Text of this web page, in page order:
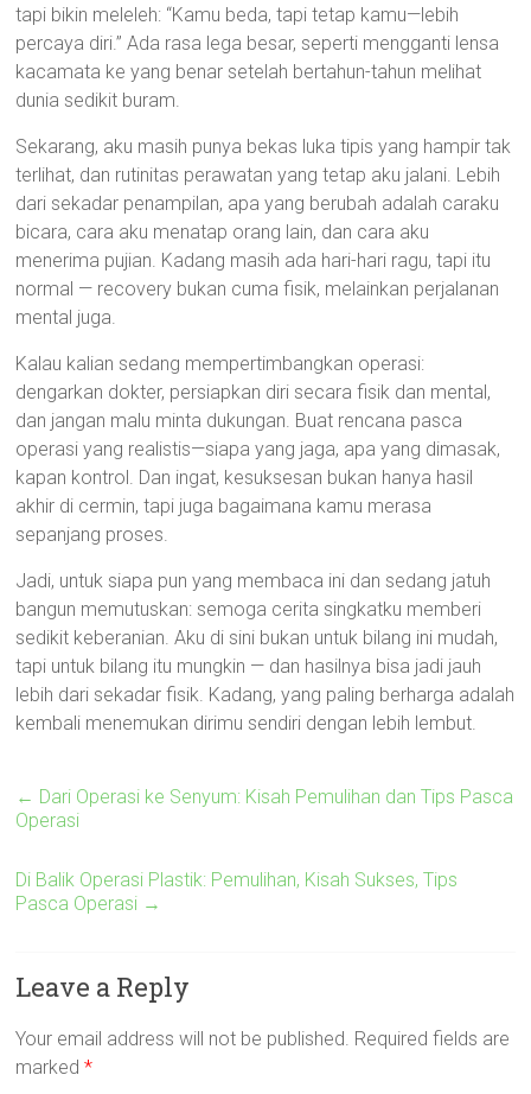
tapi bikin meleleh: “Kamu beda, tapi tetap kamu—lebih
percaya diri.” Ada rasa lega besar, seperti mengganti lensa
kacamata ke yang benar setelah bertahun-tahun melihat
dunia sedikit buram.
Sekarang, aku masih punya bekas luka tipis yang hampir tak
terlihat, dan rutinitas perawatan yang tetap aku jalani. Lebih
dari sekadar penampilan, apa yang berubah adalah caraku
bicara, cara aku menatap orang lain, dan cara aku
menerima pujian. Kadang masih ada hari-hari ragu, tapi itu
normal — recovery bukan cuma fisik, melainkan perjalanan
mental juga.
Kalau kalian sedang mempertimbangkan operasi:
dengarkan dokter, persiapkan diri secara fisik dan mental,
dan jangan malu minta dukungan. Buat rencana pasca
operasi yang realistis—siapa yang jaga, apa yang dimasak,
kapan kontrol. Dan ingat, kesuksesan bukan hanya hasil
akhir di cermin, tapi juga bagaimana kamu merasa
sepanjang proses.
Jadi, untuk siapa pun yang membaca ini dan sedang jatuh
bangun memutuskan: semoga cerita singkatku memberi
sedikit keberanian. Aku di sini bukan untuk bilang ini mudah,
tapi untuk bilang itu mungkin — dan hasilnya bisa jadi jauh
lebih dari sekadar fisik. Kadang, yang paling berharga adalah
kembali menemukan dirimu sendiri dengan lebih lembut.
← Dari Operasi ke Senyum: Kisah Pemulihan dan Tips Pasca
Operasi
Di Balik Operasi Plastik: Pemulihan, Kisah Sukses, Tips
Pasca Operasi →
Leave a Reply
Your email address will not be published. Required fields are
marked*